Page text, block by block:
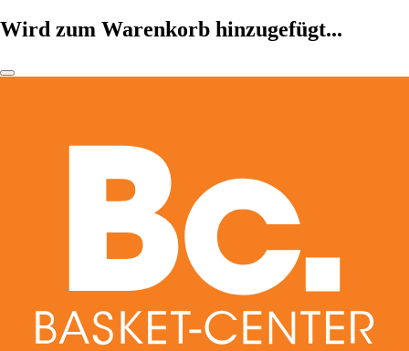
Wird zum Warenkorb hinzugefügt...